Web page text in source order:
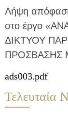
Λήψη
στο έργο
ΔΙΚΤΥΟΥ
ΠΡΟΣΒΑΣΗΣ
ads003.pdf
Τελευταία